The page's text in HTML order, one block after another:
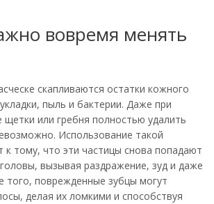
вовремя менять
скапливаются остатки кожного
пыль и бактерии. Даже при
или гребня полностью удалить
Использование такой
к тому, что эти частицы снова попадают
вызывая раздражение, зуд и даже
того, поврежденные зубцы могут
делая их ломкими и способствуя